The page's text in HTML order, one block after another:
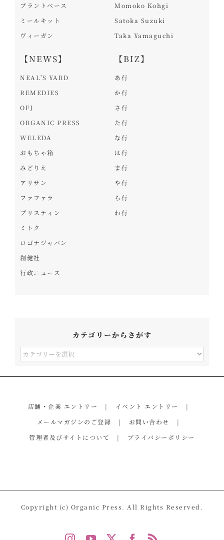
プラントベース
ミールキット
ヴィーガン
【NEWS】
NEAL'S YARD
REMEDIES
OFJ
ORGANIC PRESS
WELEDA
おもちゃ箱
みどりえ
アリサン
ファファラ
プリスティン
ミトク
ロゴナジャパン
創健社
行政ニュース
Momoko Kohgi
Satoka Suzuki
Taka Yamaguchi
【BIZ】
あ行
か行
さ行
た行
な行
は行
ま行
や行
ら行
わ行
カテゴリーからさがす
カ
す
店舗・企業 エントリー
イベント エントリー
メールマガジンのご登録
お問い合わせ
管理者及びサイトについて
プライバシーポリシー
Copyright (c) Organic Press. All Rights Reserved.